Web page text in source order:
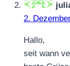
2.
Hallo,
seit wann